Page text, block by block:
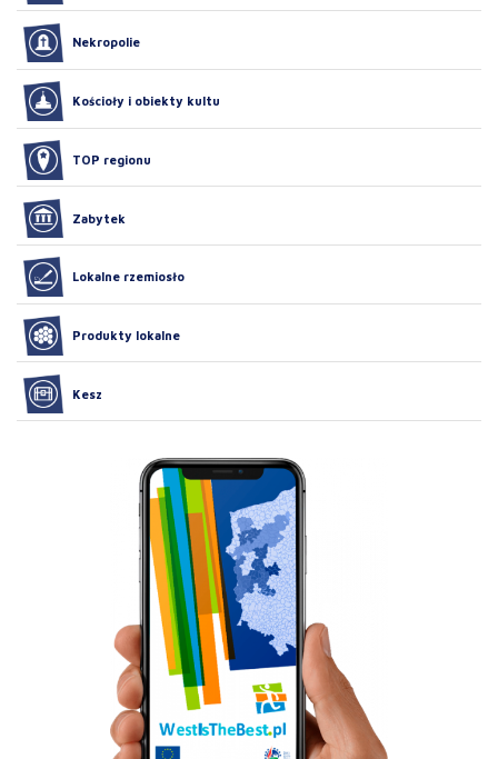
Nekropolie
Kościoły i obiekty kultu
TOP regionu
Zabytek
Lokalne rzemiosło
Produkty lokalne
Kesz